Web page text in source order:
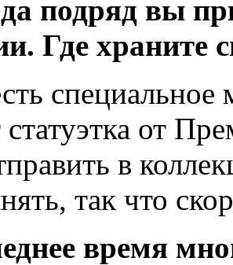
подряд вы
Где храните
специальное
от
в
так что
время